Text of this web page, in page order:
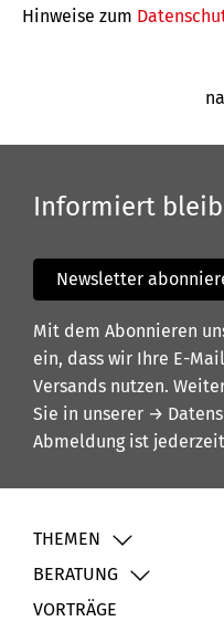
Hinweise zum
Informiert
Newsletter
Mit dem Abonnieren
ein, dass wir Ihre E-
Versands nutzen.
Sie in unserer →
Abmeldung ist
THEMEN
BERATUNG
VORTRÄGE